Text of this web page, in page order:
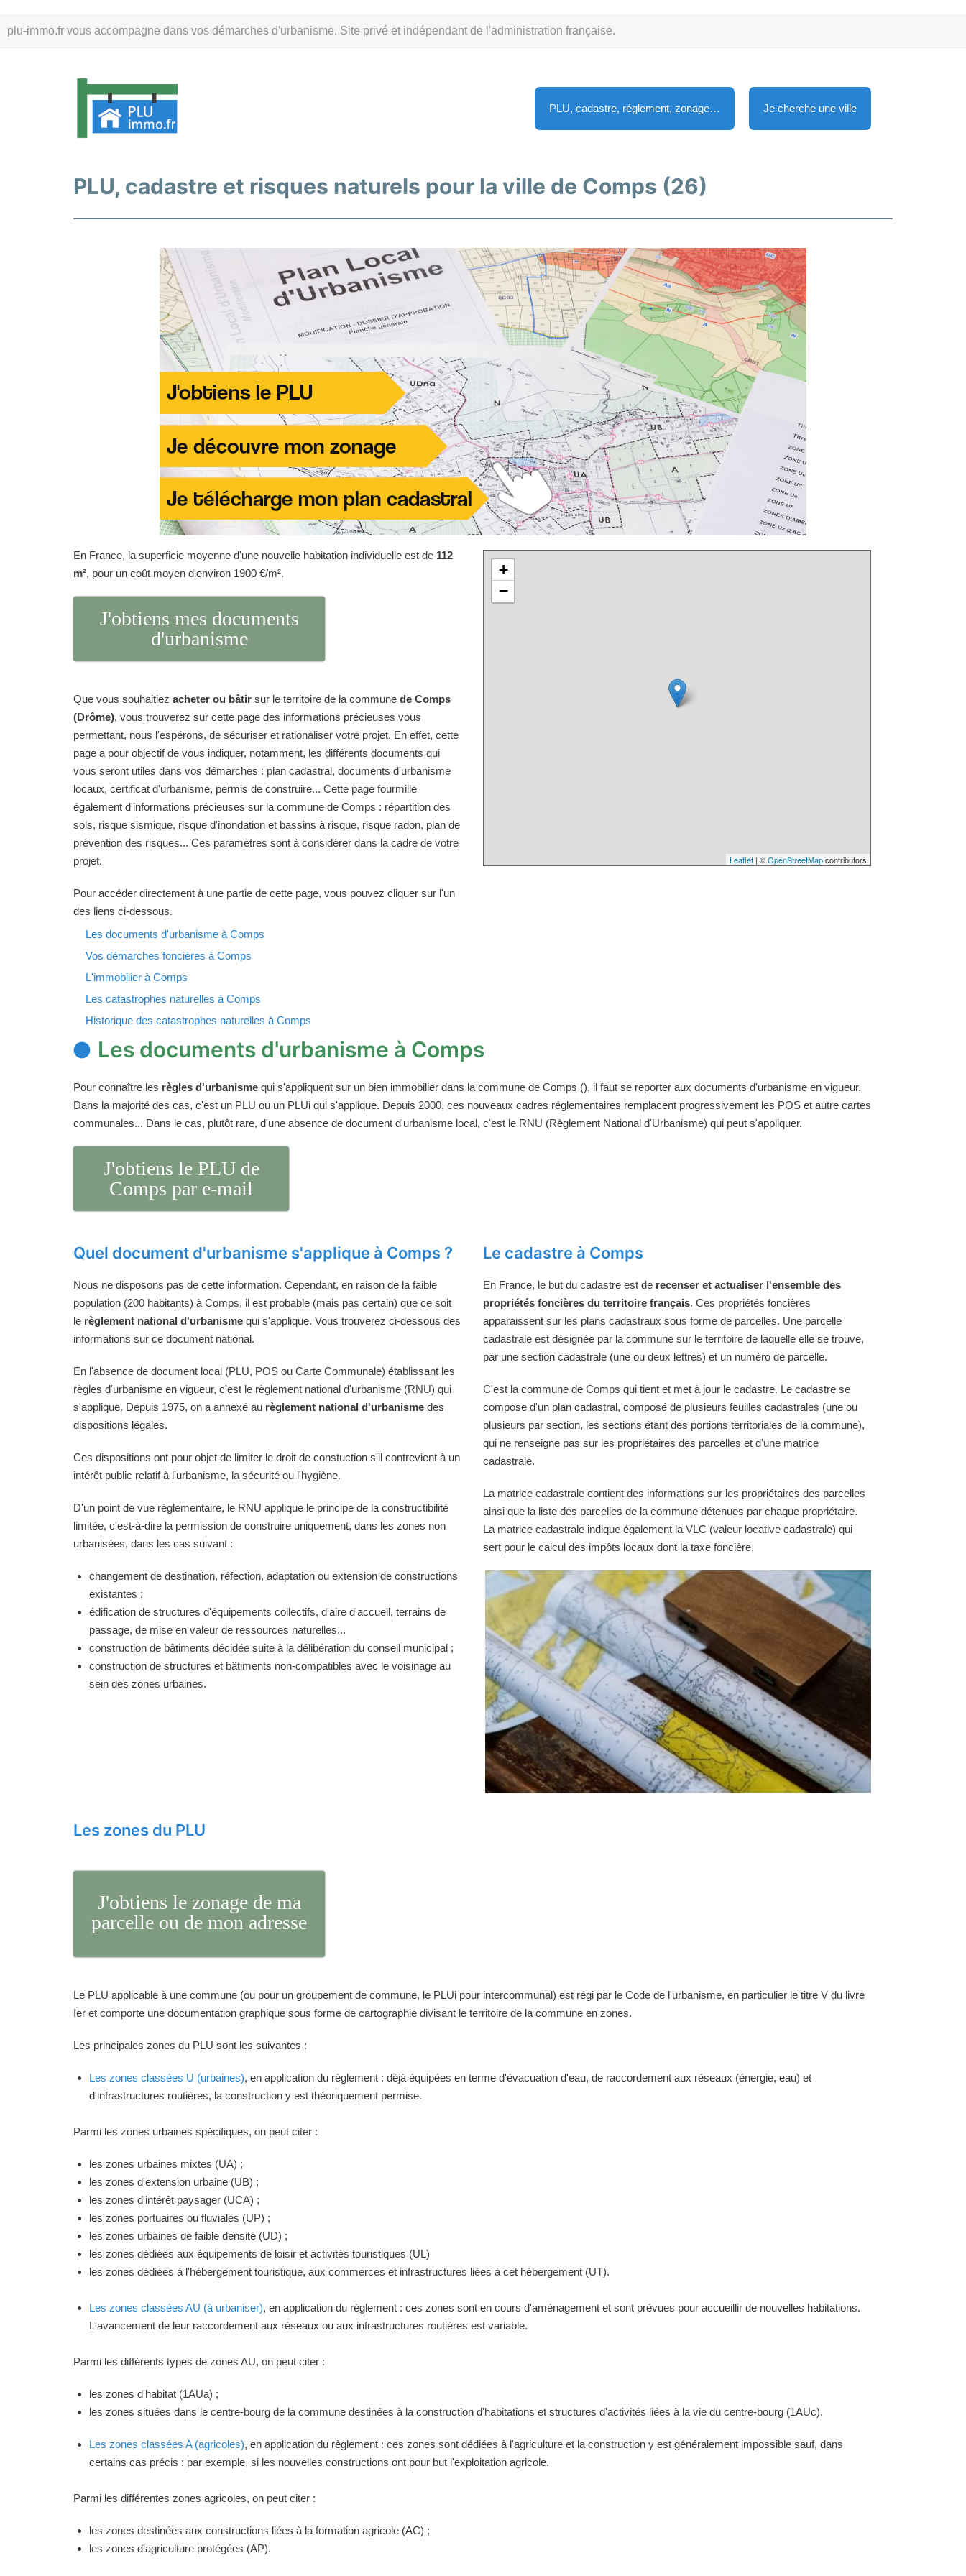
plu-immo.fr vous accompagne dans vos démarches d'urbanisme. Site privé et indépendant de l'administration française.
au
PLU, cadastre, réglement, zonage… Je cherche une ville
PLU, cadastre et risques naturels pour la ville de Comps (26)
En France, la superficie moyenne d'une nouvelle habitation individuelle est de 112
m², pour un coût moyen d'environ 1900 €/m².
J'obtiens mes documents
d'urbanisme
Que vous souhaitiez acheter ou bâtir sur le territoire de la commune de Comps
(Drôme), vous trouverez sur cette page des informations précieuses vous
permettant, nous l'espérons, de sécuriser et rationaliser votre projet. En effet, cette
page a pour objectif de vous indiquer, notamment, les différents documents qui
vous seront utiles dans vos démarches : plan cadastral, documents d'urbanisme
locaux, certificat d'urbanisme, permis de construire... Cette page fourmille
également d'informations précieuses sur la commune de Comps : répartition des
sols, risque sismique, risque d'inondation et bassins à risque, risque radon, plan de
prévention des risques... Ces paramètres sont à considérer dans la cadre de votre
projet.
Pour accéder directement à une partie de cette page, vous pouvez cliquer sur l'un
des liens ci-dessous.
Les documents d'urbanisme à Comps
Vos démarches foncières à Comps
L'immobilier à Comps
Les catastrophes naturelles à Comps
Historique des catastrophes naturelles à Comps
+
−
Leaflet | ©OpenStreetMapcontributors
Les documents d'urbanisme à Comps
Pour connaître les règles d'urbanisme qui s'appliquent sur un bien immobilier dans la commune de Comps (), il faut se reporter aux documents d'urbanisme en vigueur.
Dans la majorité des cas, c'est un PLU ou un PLUi qui s'applique. Depuis 2000, ces nouveaux cadres réglementaires remplacent progressivement les POS et autre cartes
communales... Dans le cas, plutôt rare, d'une absence de document d'urbanisme local, c'est le RNU (Règlement National d'Urbanisme) qui peut s'appliquer.
J'obtiens le PLU de
Comps par e-mail
Quel document d'urbanisme s'applique à Comps ?
Nous ne disposons pas de cette information. Cependant, en raison de la faible
population (200 habitants) à Comps, il est probable (mais pas certain) que ce soit
le règlement national d'urbanisme qui s'applique. Vous trouverez ci-dessous des
informations sur ce document national.
En l'absence de document local (PLU, POS ou Carte Communale) établissant les
règles d'urbanisme en vigueur, c'est le règlement national d'urbanisme (RNU) qui
s'applique. Depuis 1975, on a annexé au règlement national d'urbanisme des
dispositions légales.
Ces dispositions ont pour objet de limiter le droit de constuction s'il contrevient à un
intérêt public relatif à l'urbanisme, la sécurité ou l'hygiène.
D'un point de vue règlementaire, le RNU applique le principe de la constructibilité
limitée, c'est-à-dire la permission de construire uniquement, dans les zones non
urbanisées, dans les cas suivant :
changement de destination, réfection, adaptation ou extension de constructions
existantes ;
édification de structures d'équipements collectifs, d'aire d'accueil, terrains de
passage, de mise en valeur de ressources naturelles...
construction de bâtiments décidée suite à la délibération du conseil municipal ;
construction de structures et bâtiments non-compatibles avec le voisinage au
sein des zones urbaines.
Le cadastre à Comps
En France, le but du cadastre est de recenser et actualiser l'ensemble des
propriétés foncières du territoire français. Ces propriétés foncières
apparaissent sur les plans cadastraux sous forme de parcelles. Une parcelle
cadastrale est désignée par la commune sur le territoire de laquelle elle se trouve,
par une section cadastrale (une ou deux lettres) et un numéro de parcelle.
C'est la commune de Comps qui tient et met à jour le cadastre. Le cadastre se
compose d'un plan cadastral, composé de plusieurs feuilles cadastrales (une ou
plusieurs par section, les sections étant des portions territoriales de la commune),
qui ne renseigne pas sur les propriétaires des parcelles et d'une matrice
cadastrale.
La matrice cadastrale contient des informations sur les propriétaires des parcelles
ainsi que la liste des parcelles de la commune détenues par chaque propriétaire.
La matrice cadastrale indique également la VLC (valeur locative cadastrale) qui
sert pour le calcul des impôts locaux dont la taxe foncière.
Les zones du PLU
J'obtiens le zonage de ma
parcelle ou de mon adresse
Le PLU applicable à une commune (ou pour un groupement de commune, le PLUi pour intercommunal) est régi par le Code de l'urbanisme, en particulier le titre V du livre
Ier et comporte une documentation graphique sous forme de cartographie divisant le territoire de la commune en zones.
Les principales zones du PLU sont les suivantes :
Les zones classées U (urbaines), en application du règlement : déjà équipées en terme d'évacuation d'eau, de raccordement aux réseaux (énergie, eau) et
d'infrastructures routières, la construction y est théoriquement permise.
Parmi les zones urbaines spécifiques, on peut citer :
les zones urbaines mixtes (UA) ;
les zones d'extension urbaine (UB) ;
les zones d'intérêt paysager (UCA) ;
les zones portuaires ou fluviales (UP) ;
les zones urbaines de faible densité (UD) ;
les zones dédiées aux équipements de loisir et activités touristiques (UL)
les zones dédiées à l'hébergement touristique, aux commerces et infrastructures liées à cet hébergement (UT).
Les zones classées AU (à urbaniser), en application du règlement : ces zones sont en cours d'aménagement et sont prévues pour accueillir de nouvelles habitations.
L'avancement de leur raccordement aux réseaux ou aux infrastructures routières est variable.
Parmi les différents types de zones AU, on peut citer :
les zones d'habitat (1AUa) ;
les zones situées dans le centre-bourg de la commune destinées à la construction d'habitations et structures d'activités liées à la vie du centre-bourg (1AUc).
Les zones classées A (agricoles), en application du règlement : ces zones sont dédiées à l'agriculture et la construction y est généralement impossible sauf, dans
certains cas précis : par exemple, si les nouvelles constructions ont pour but l'exploitation agricole.
Parmi les différentes zones agricoles, on peut citer :
les zones destinées aux constructions liées à la formation agricole (AC) ;
les zones d'agriculture protégées (AP).